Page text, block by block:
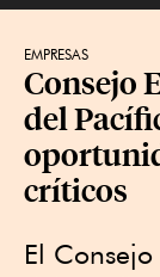
EMPRESAS
Consejo
del
críticos
El